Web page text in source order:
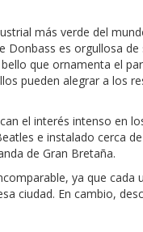
más verde del
Donbass es orgullosa
que ornamenta el
pueden alegrar a los
el interés intenso en
e instalado cerca
de Gran Bretaña.
ya que cada
ciudad. En cambio,